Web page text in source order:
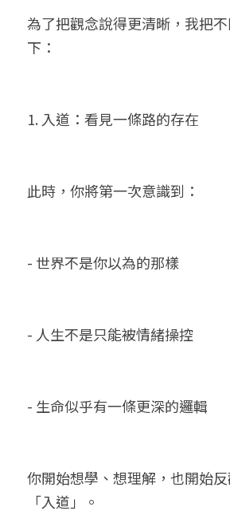
為了把觀念說得更清晰，我把
下：
1. 入道：看見一條路的存在
此時，你將第一次意識到：
- 世界不是你以為的那樣
- 人生不是只能被情緒操控
- 生命似乎有一條更深的邏輯
你開始想學、想理解，也開始
「入道」。